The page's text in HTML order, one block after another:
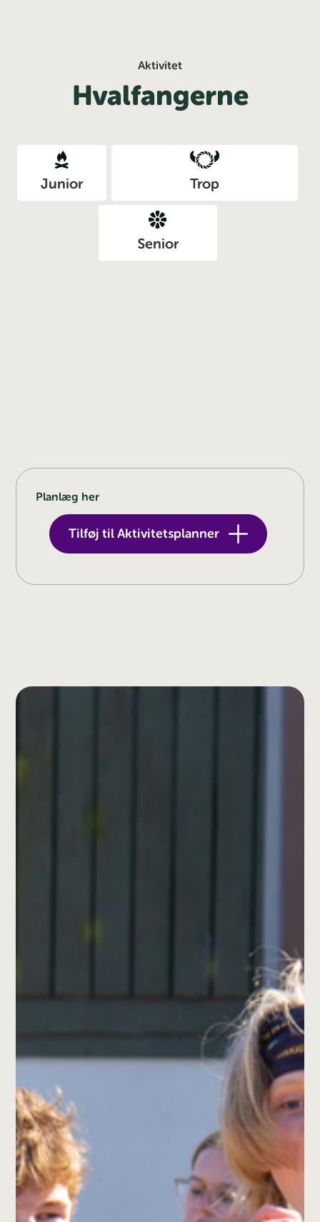
Aktivitet
Hvalfangerne
Junior Trop
Senior
Planlæg her
Tilføj til Aktivitetsplanner